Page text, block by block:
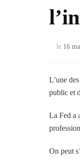
le 16
L’une
public et
La Fed a
On peut